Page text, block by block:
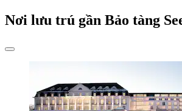
Nơi lưu trú gần Bảo tàng